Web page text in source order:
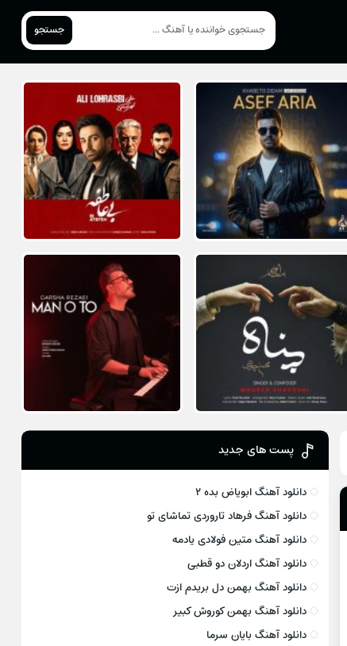
جستجو
پست های جدید
دانلود آهنگ ابویاض بده ۲
دانلود آهنگ فرهاد تاروردی تماشای تو
دانلود آهنگ متین فولادی یادمه
دانلود آهنگ اردلان دو قطبی
دانلود آهنگ بهمن دل بریدم ازت
دانلود آهنگ بهمن کوروش کبیر
دانلود آهنگ بایان سرما